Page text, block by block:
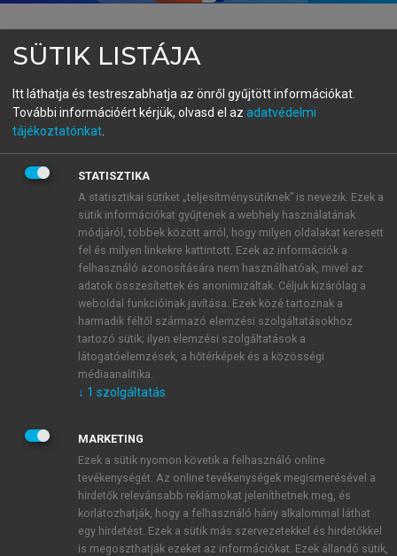
PÁL JÓZSEF (SZERK.)
Világirodalom
Shakespeare
Hiába ismerjük egészen pontosan William
Shakespeare (1564–1616) életrajzát, ebben szinte
semmi sem utal az irodalmi géniuszra. Az utókor egy
része nem is tudta megemészteni ezt a tényt. Mai
napig sokan vannak, akik állítják: Shakespeare a
darabjait nem maga írta, csak nevét adta egy
ismeretlenségét megőrizni kívánó zseninek, aki
lehetett főúr vagy vezető értelmiségi. A számos
meggyanúsított szerzőjelölt közül Sir Francis Bacon,
a filozófus neve került be leginkább a köztudatba, ám
sántítanak. Például, ha Bacon lett volna a
többi darab szerzője, miért kritizálta volna apoeta
Ben Jonson Shakespeare-t azzal, hogy „latin
tudása kevés volt, görögül pedig még annyira sem
SÜTIK LISTÁJA
Itt láthatja és testreszabhatja az önről gyűjtött információkat.
További információért kérjük, olvasd el az adatvédelmi
tájékoztatónkat
STATISZTIKA
A statisztikai sütiket „teljesítménysütiknek” is nevezik. Ezek a
sütik információkat gyűjtenek a webhely használatának
módjáról, többek között arról, hogy milyen oldalakat keresett
fel és milyen linkekre kattintott. Ezek az információk a
felhasználó azonosítására nem használhatóak, mivel az
adatok összesítettek és anonimizáltak. Céljuk kizárólag a
weboldal funkcióinak javítása. Ezek közé tartoznak a
harmadik féltől származó elemzési szolgáltatásokhoz
tartozó sütik; ilyen elemzési szolgáltatások a
látogatóelemzések, a hőtérképek és a közösségi
médiaanalitika.
↓ 1 szolgáltatás
MARKETING
Ezek a sütik nyomon követik a felhasználó online
tevékenységét. Az online tevékenységek megismerésével a
hirdetők relevánsabb reklámokat jeleníthetnek meg, és
korlátozhatják, hogy a felhasználó hány alkalommal láthat
egy hirdetést. Ezek a sütik más szervezetekkel és hirdetőkkel
is megoszthatják ezeket az információkat. Ezek állandó sütik,